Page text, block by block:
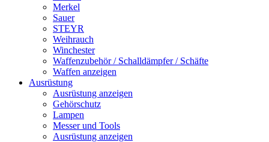
Merkel
Sauer
STEYR
Weihrauch
Winchester
Waffenzubehör / Schalldämpfer / Schäfte
Waffen anzeigen
Ausrüstung
Ausrüstung anzeigen
Gehörschutz
Lampen
Messer und Tools
Ausrüstung anzeigen